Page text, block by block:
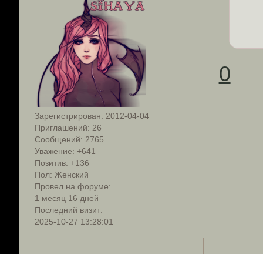
Зарегистрирован: 2012-04-04
Приглашений: 26
Сообщений: 2765
Уважение: +641
Позитив: +136
Пол: Женский
Провел на форуме:
1 месяц 16 дней
Последний визит:
2025-10-27 13:28:01
0